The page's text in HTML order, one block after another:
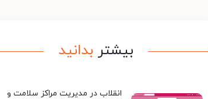
بیشتر بدانید
انقلاب در مدیریت مراکز سلامت و